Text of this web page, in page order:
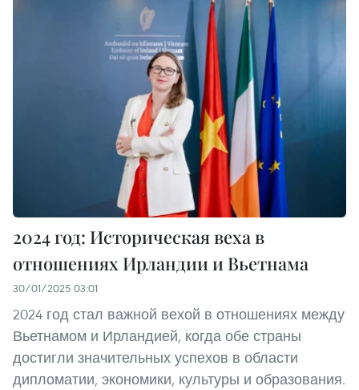
2024 год: Историческая веха в
отношениях Ирландии и Вьетнама
30/01/2025 03:01
2024 год стал важной вехой в отношениях между
Вьетнамом и Ирландией, когда обе страны
достигли значительных успехов в области
дипломатии, экономики, культуры и образования.